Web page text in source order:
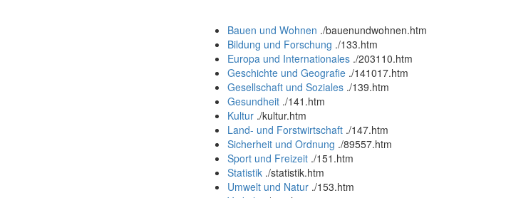
Bauen und Wohnen ./bauenundwohnen.htm
Bildung und Forschung ./133.htm
Europa und Internationales ./203110.htm
Geschichte und Geografie ./141017.htm
Gesellschaft und Soziales ./139.htm
Gesundheit ./141.htm
Kultur ./kultur.htm
Land- und Forstwirtschaft ./147.htm
Sicherheit und Ordnung ./89557.htm
Sport und Freizeit ./151.htm
Statistik ./statistik.htm
Umwelt und Natur ./153.htm